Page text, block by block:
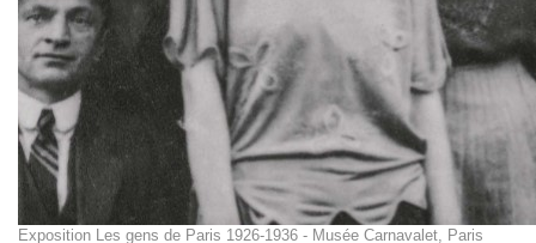
Exposition Les gens de Paris 1926-1936 - Musée Carnavalet, Paris